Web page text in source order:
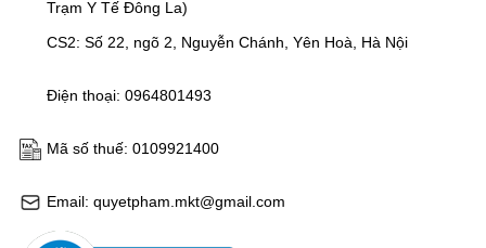
Email: quyetpham.mkt@gmail.com
Mã số thuế: 0109921400
Điện thoại: 0964801493
Trạm Y Tế Đông La)
CS2: Số 22, ngõ 2, Nguyễn Chánh, Yên Hoà, Hà Nội